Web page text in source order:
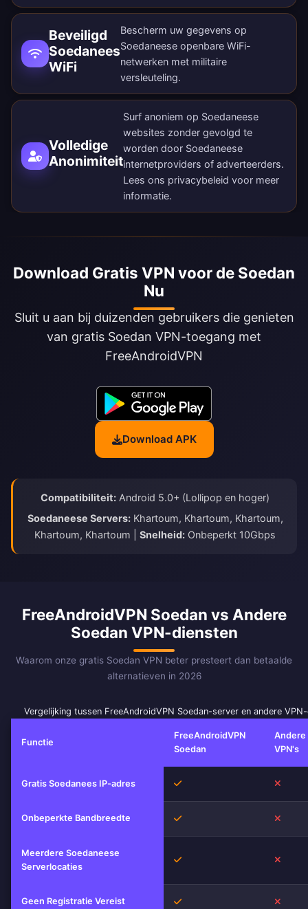
Beveiligd
Soedanees
WiFi
Bescherm uw gegevens op
Soedaneese openbare WiFi-
netwerken met militaire
versleuteling.
Volledige
Anonimiteit
Surf anoniem op Soedaneese
websites zonder gevolgd te
worden door Soedaneese
internetproviders of adverteerders.
Lees ons privacybeleid voor meer
informatie.
Download Gratis VPN voor de Soedan
Nu
Sluit u aan bij duizenden gebruikers die genieten
van gratis Soedan VPN-toegang met
FreeAndroidVPN
Download APK
Compatibiliteit: Android 5.0+ (Lollipop en hoger)
Soedaneese Servers:Khartoum, Khartoum, Khartoum,
Khartoum, Khartoum | Snelheid: Onbeperkt 10Gbps
FreeAndroidVPN Soedan vs Andere
Soedan VPN-diensten
Waarom onze gratis Soedan VPN beter presteert dan betaalde
alternatieven in 2026
Vergelijking tussen FreeAndroidVPN Soedan-server en andere
Functie
FreeAndroidVPN
Soedan
Andere
VPN's
Gratis Soedanees IP-adres Ja
Onbeperkte Bandbreedte Ja
Meerdere Soedaneese
Serverlocaties
Ja
Geen Registratie Vereist Ja